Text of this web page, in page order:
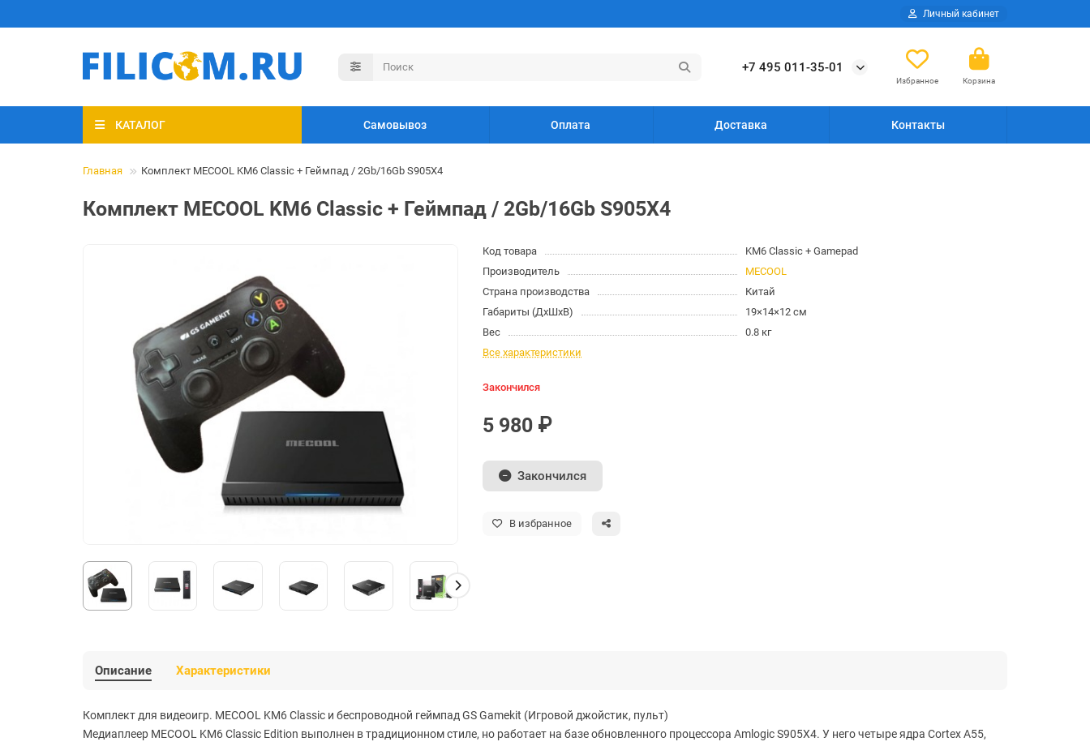
Личный кабинет
+7 495 011-35-01
Избранное Корзина
КАТАЛОГ Самовывоз Оплата Доставка Контакты
Главная Комплект MECOOL KM6 Classic + Геймпад / 2Gb/16Gb S905X4
Комплект MECOOL KM6 Classic + Геймпад / 2Gb/16Gb S905X4
Код товара
KM6 Classic + Gamepad
Производитель
MECOOL
Страна производства
Китай
Габариты (ДхШхВ)
19×14×12 см
Вес
0.8 кг
Все характеристики
Закончился
5 980 ₽
Закончился
В избранное
Описание Характеристики
Комплект для видеоигр. MECOOL KM6 Classic и беспроводной геймпад GS Gamekit (Игровой джойстик, пульт)
Медиаплеер MECOOL KM6 Classic Edition выполнен в традиционном стиле, но работает на базе обновленного процессора Amlogic S905X4. У него четыре ядра Cortex A55,